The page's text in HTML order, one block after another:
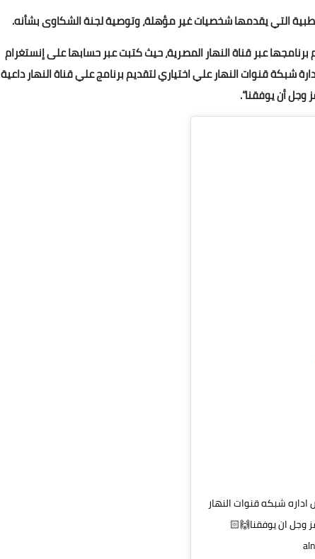
التي يقدمها شخصيات غير مؤهلة، وتوصية لجنة الشكاوى بشأنه.
عبر قناة النهار المصرية، حيث كتبت عبر حسابها على إنستغرام
شبكة قنوات النهار علي اختياري لتقديم برنامج علي قناة النهار داعية
وجل أن يوفقنا”.
شبكه قنوات النهار
وجل ان يوفقنا🙌🏻